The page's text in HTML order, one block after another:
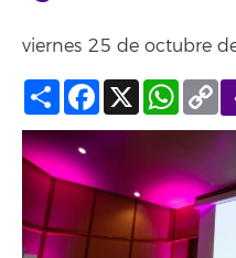
viernes 25 de octubre
Compartir
Facebook
X